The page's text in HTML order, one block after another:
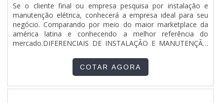
Se o cliente final ou empresa pesquisa por instalação e
manutenção elétrica, conhecerá a empresa ideal para seu
negócio. Comparando por meio do maior marketplace da
américa latina e conhecendo a melhor referência do
mercado.DIFERENCIAIS DE INSTALAÇÃO E MANUTENÇÃO
com uma empresa responsável, que tem olhar de dono e
faz tudo como se fosse para si mesma, se depara com a
elétricas e construção civil, oferecendo sempre a melhor
COTAR AGORA